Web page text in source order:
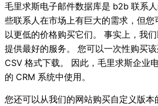
毛里求斯电子邮件数据库是 b2b 联系
些联系人在市场上有巨大的需求，但您
以更低的价格购买它们。 事实上，我
提供最好的服务。 您可以一次性购买
CSV 格式下载。 因此，毛里求斯企业
的 CRM 系统中使用。
您还可以从我们的网站购买自定义版